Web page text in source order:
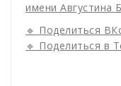
имени Августина
🔹 Поделиться
🔹 Поделиться в